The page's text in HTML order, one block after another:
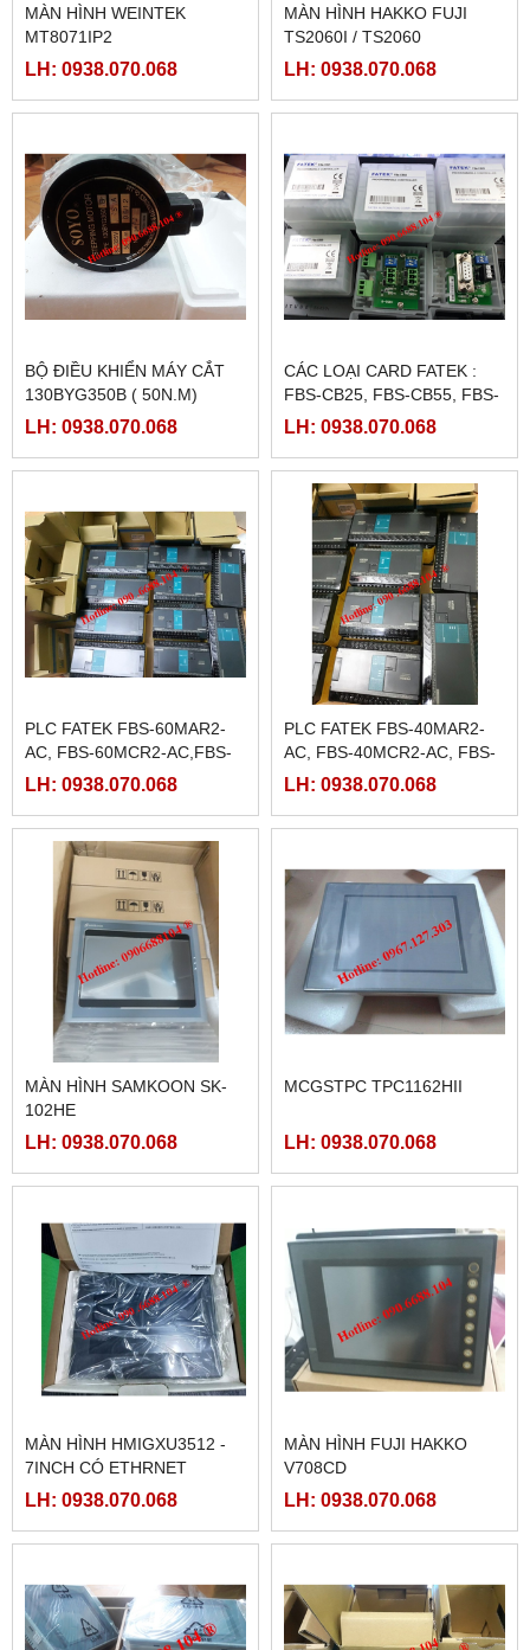
MÀN HÌNH WEINTEK
MT8071IP2
LH: 0938.070.068
MÀN HÌNH HAKKO FUJI
TS2060I / TS2060
LH: 0938.070.068
BỘ ĐIỀU KHIỂN MÁY CẮT
130BYG350B ( 50N.M)
LH: 0938.070.068
CÁC LOẠI CARD FATEK :
FBS-CB25, FBS-CB55, FBS-
CB2, FBS-CB5
LH: 0938.070.068
PLC FATEK FBS-60MAR2-
AC, FBS-60MCR2-AC,FBS-
60MAT2-AC, FBS-60MCT2-
LH: 0938.070.068
PLC FATEK FBS-40MAR2-
AC, FBS-40MCR2-AC, FBS-
40MCRT-AC, FBS-40MART-
LH: 0938.070.068
MÀN HÌNH SAMKOON SK-
102HE
LH: 0938.070.068
MCGSTPC TPC1162HII
LH: 0938.070.068
MÀN HÌNH HMIGXU3512 -
7INCH CÓ ETHRNET
LH: 0938.070.068
MÀN HÌNH FUJI HAKKO
V708CD
LH: 0938.070.068